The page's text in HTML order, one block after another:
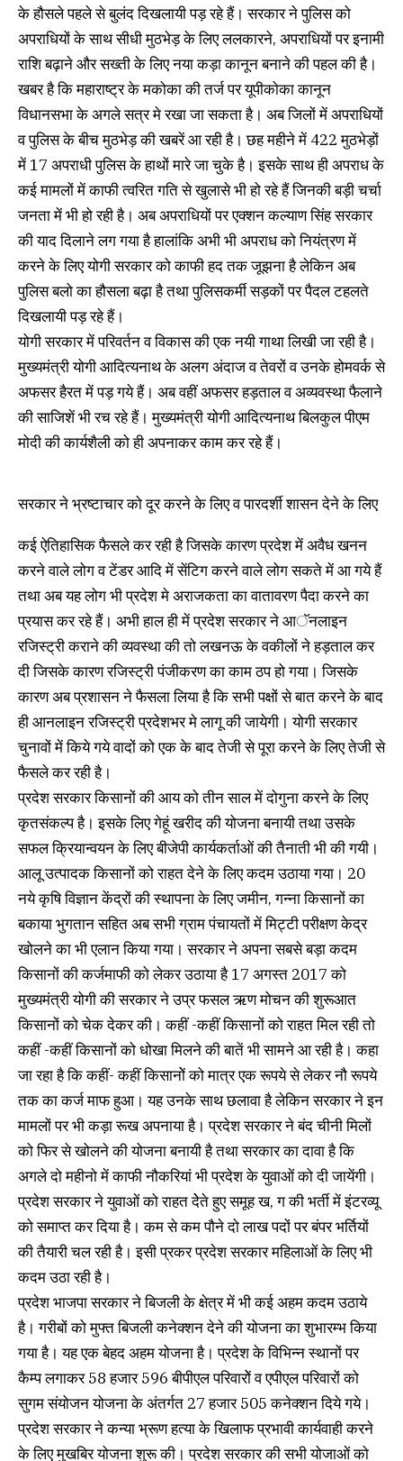
के हौसले पहले से बुलंद दिखलायी पड़ रहे हैं। सरकार ने पुलिस को
अपराधियों के साथ सीधी मुठभेड़ के लिए ललकारने, अपराधियों पर इनामी
राशि बढ़ाने और सख्ती के लिए नया कड़ा कानून बनाने की पहल की है।
खबर है कि महाराष्ट्र के मकोका की तर्ज पर यूपीकोका कानून
विधानसभा के अगले सत्र मे रखा जा सकता है। अब जिलों में अपराधियों
व पुलिस के बीच मुठभेड़ की खबरें आ रही है। छह महीने में 422 मुठभेड़ों
में 17 अपराधी पुलिस के हाथों मारे जा चुके है। इसके साथ ही अपराध के
कई मामलों में काफी त्वरित गति से खुलासे भी हो रहे हैं जिनकी बड़ी चर्चा
जनता में भी हो रही है। अब अपराधियों पर एक्शन कल्याण सिंह सरकार
की याद दिलाने लग गया है हालांकि अभी भी अपराध को नियंत्रण में
करने के लिए योगी सरकार को काफी हद तक जूझना है लेकिन अब
पुलिस बलो का हौसला बढ़ा है तथा पुलिसकर्मी सड़कों पर पैदल टहलते
दिखलायी पड़ रहे हैं।
योगी सरकार में परिवर्तन व विकास की एक नयी गाथा लिखी जा रही है।
मुख्यमंत्री योगी आदित्यनाथ के अलग अंदाज व तेवरों व उनके होमवर्क से
अफसर हैरत में पड़ गये हैं। अब वहीं अफसर हड़ताल व अव्यवस्था फैलाने
की साजिशें भी रच रहे हैं। मुख्यमंत्री योगी आदित्यनाथ बिलकुल पीएम
मोदी की कार्यशैली को ही अपनाकर काम कर रहे हैं।
सरकार ने भ्रष्टाचार को दूर करने के लिए व पारदर्शी शासन देने के लिए
कई ऐतिहासिक फैसले कर रही है जिसके कारण प्रदेश में अवैध खनन
करने वाले लोग व टेंडर आदि में सेंटिग करने वाले लोग सकते में आ गये हैं
तथा अब यह लोग भी प्रदेश मे अराजकता का वातावरण पैदा करने का
प्रयास कर रहे हैं। अभी हाल ही में प्रदेश सरकार ने आॅनलाइन
रजिस्ट्री कराने की व्यवस्था की तो लखनऊ के वकीलों ने हड़ताल कर
दी जिसके कारण रजिस्ट्री पंजीकरण का काम ठप हो गया। जिसके
कारण अब प्रशासन ने फैसला लिया है कि सभी पक्षों से बात करने के बाद
ही आनलाइन रजिस्ट्री प्रदेशभर मे लागू की जायेगी। योगी सरकार
चुनावों में किये गये वादों को एक के बाद तेजी से पूरा करने के लिए तेजी से
फैसले कर रही है।
प्रदेश सरकार किसानों की आय को तीन साल में दोगुना करने के लिए
कृतसंकल्प है। इसके लिए गेहूं खरीद की योजना बनायी तथा उसके
सफल क्रियान्वयन के लिए बीजेपी कार्यकर्ताओं की तैनाती भी की गयी।
आलू उत्पादक किसानों को राहत देने के लिए कदम उठाया गया। 20
नये कृषि विज्ञान केंद्रों की स्थापना के लिए जमीन, गन्ना किसानों का
बकाया भुगतान सहित अब सभी ग्राम पंचायतों में मिट्टी परीक्षण केद्र
खोलने का भी एलान किया गया। सरकार ने अपना सबसे बड़ा कदम
किसानों की कर्जमाफी को लेकर उठाया है 17 अगस्त 2017 को
मुख्यमंत्री योगी की सरकार ने उप्र फसल ऋण मोचन की शुरूआत
किसानों को चेक देकर की। कहीं -कहीं किसानों को राहत मिल रही तो
कहीं -कहीं किसानों को धोखा मिलने की बातें भी सामने आ रही है। कहा
जा रहा है कि कहीं- कहीं किसानोें को मात्र एक रूपये से लेकर नौ रूपये
तक का कर्ज माफ हुआ। यह उनके साथ छलावा है लेकिन सरकार ने इन
मामलों पर भी कड़ा रूख अपनाया है। प्रदेश सरकार ने बंद चीनी मिलों
को फिर से खोलने की योजना बनायी है तथा सरकार का दावा है कि
अगले दो महीनो में काफी नौकरियां भी प्रदेश के युवाओं को दी जायेंगी।
प्रदेश सरकार ने युवाओं को राहत देेते हुए समूह ख, ग की भर्ती में इंटरव्यू
को समाप्त कर दिया है। कम से कम पौने दो लाख पदों पर बंपर भर्तियों
की तैयारी चल रही है। इसी प्रकर प्रदेश सरकार महिलाओं के लिए भी
कदम उठा रही है।
प्रदेश भाजपा सरकार ने बिजली के क्षेत्र में भी कई अहम कदम उठाये
है। गरीबों को मुफ्त बिजली कनेक्शन देने की योजना का शुभारम्भ किया
गया है। यह एक बेहद अहम योजना है। प्रदेश के विभिन्न स्थानों पर
कैम्प लगाकर 58 हजार 596 बीपीएल परिवारोें व एपीएल परिवारों को
सुगम संयोजन योजना के अंतर्गत 27 हजार 505 कनेक्शन दिये गये।
प्रदेश सरकार ने कन्या भ्रूण हत्या के खिलाफ प्रभावी कार्यवाही करने
के लिए मुखबिर योजना शुरू की। प्रदेश सरकार की सभी योजाओं को